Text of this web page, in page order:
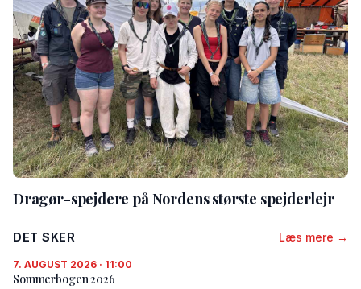
Dragør-spejdere på Nordens største spejderlejr
DET SKER Læs mere →
7. AUGUST 2026 · 11:00
Sommerbogen 2026